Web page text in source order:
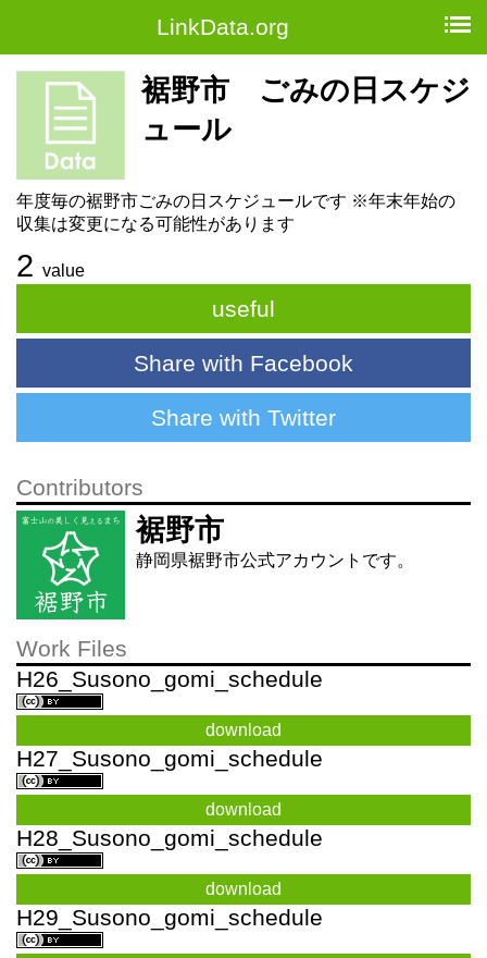
LinkData.org
裾野市 ごみの日スケジ
ュール
年度毎の裾野市ごみの日スケジュールです ※年末年始の
収集は変更になる可能性があります
2 value
useful
Share with Facebook
Share with Twitter
Contributors
裾野市
静岡県裾野市公式アカウントです。
Work Files
H26_Susono_gomi_schedule
download
H27_Susono_gomi_schedule
download
H28_Susono_gomi_schedule
download
H29_Susono_gomi_schedule